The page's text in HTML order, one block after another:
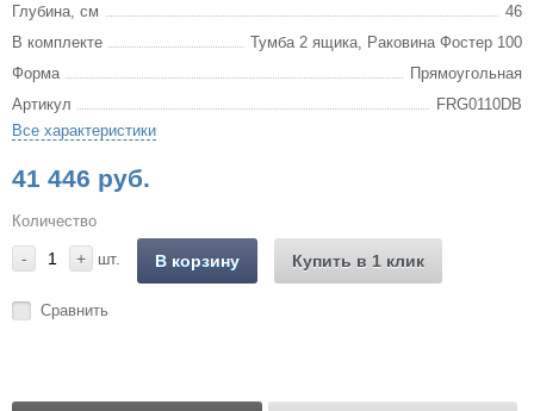
Глубина, см
46
В комплекте
Тумба 2 ящика, Раковина Фостер 100
Форма
Прямоугольная
Артикул
FRG0110DB
Все характеристики
41 446 руб.
Количество
- + шт. В корзину Купить в 1 клик
Сравнить